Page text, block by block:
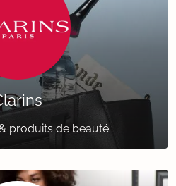
produits de beauté